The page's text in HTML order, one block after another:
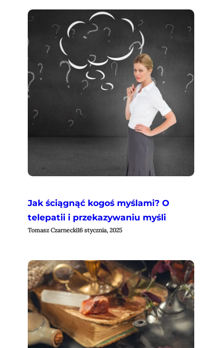
Jak ściągnąć kogoś myślami? O
telepatii i przekazywaniu myśli
Tomasz Czarnecki16 stycznia, 2025